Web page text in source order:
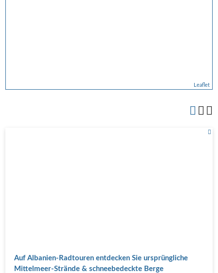
Leaflet
Auf Albanien-Radtouren entdecken Sie ursprüngliche
Mittelmeer-Strände & schneebedeckte Berge